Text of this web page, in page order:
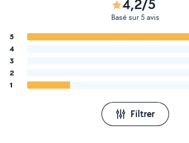
4,2/5
Basé sur 5 avis
5
4
3
2
1
Filtrer